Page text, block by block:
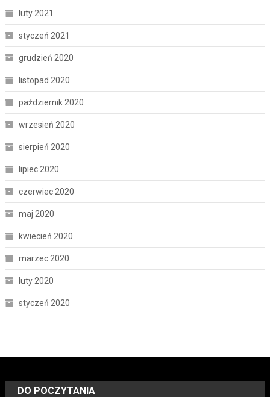
luty 2021
styczeń 2021
grudzień 2020
listopad 2020
październik 2020
wrzesień 2020
sierpień 2020
lipiec 2020
czerwiec 2020
maj 2020
kwiecień 2020
marzec 2020
luty 2020
styczeń 2020
DO POCZYTANIA